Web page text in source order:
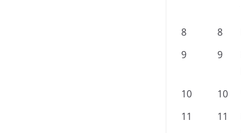
8 8
9
9
10 10
11
11